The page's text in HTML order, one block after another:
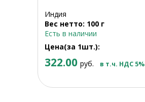
Индия
Вес нетто: 100 г
Есть в наличии
Цена(за 1шт.):
322.00 руб. в т.ч. НДС 5%